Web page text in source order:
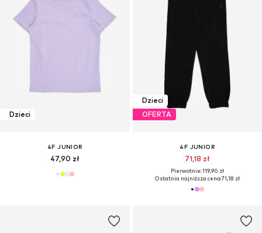
Dzieci
4F JUNIOR
47,90 zł
Dzieci
OFERTA
4F JUNIOR
71,18 zł
Pierwotnie: 119,90 zł
Ostatnia najniższa cena:71,18 zł